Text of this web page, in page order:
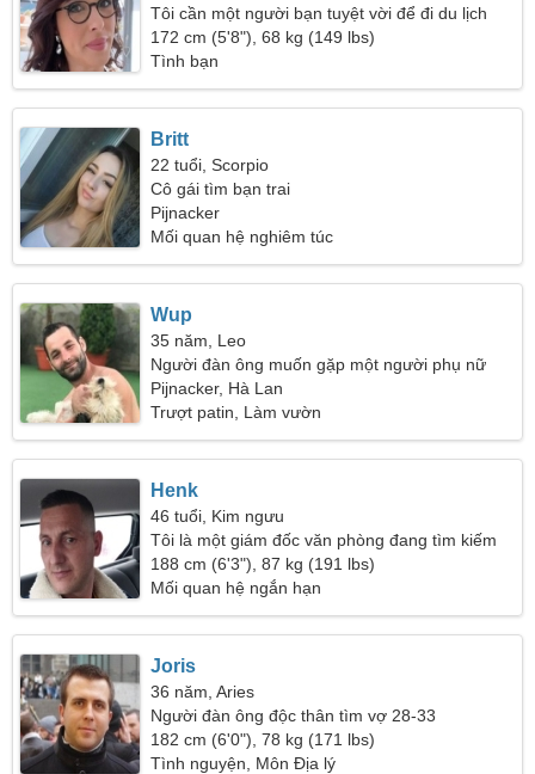
Tôi cần một người bạn tuyệt vời để đi du lịch
cùng nhau
172 cm (5'8"), 68 kg (149 lbs)
Tình bạn
Britt
22 tuổi, Scorpio
Cô gái tìm bạn trai
Pijnacker
Mối quan hệ nghiêm túc
Wup
35 năm, Leo
Người đàn ông muốn gặp một người phụ nữ
Pijnacker, Hà Lan
Trượt patin, Làm vườn
Henk
46 tuổi, Kim ngưu
Tôi là một giám đốc văn phòng đang tìm kiếm
một người phụ nữ vui vẻ
188 cm (6'3"), 87 kg (191 lbs)
Mối quan hệ ngắn hạn
Joris
36 năm, Aries
Người đàn ông độc thân tìm vợ 28-33
182 cm (6'0"), 78 kg (171 lbs)
Tình nguyện, Môn Địa lý